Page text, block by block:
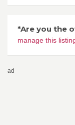
*Are you the
manage this
ad